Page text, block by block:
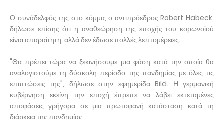
Ο συνάδελφός της στο κόμμα, ο αντιπρόεδρος Robert Habeck,
δήλωσε επίσης ότι η αναθεώρηση της εποχής του κορωνοϊού
είναι απαραίτητη, αλλά δεν έδωσε πολλές λεπτομέρειες.
"Θα πρέπει τώρα να ξεκινήσουμε μια φάση κατά την οποία θα
αναλογιστούμε τη δύσκολη περίοδο της πανδημίας με όλες τις
επιπτώσεις της", δήλωσε στην εφημερίδα Bild. Η γερμανική
κυβέρνηση εκείνη την εποχή έπρεπε να λάβει εκτεταμένες
αποφάσεις γρήγορα σε μια πρωτοφανή κατάσταση κατά τη